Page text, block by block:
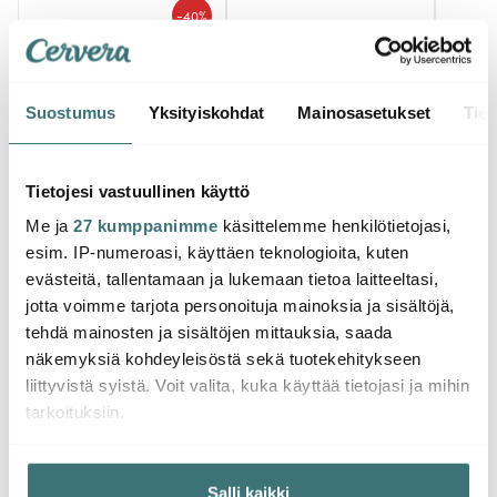
Suostumus Yksityiskohdat Mainosasetukset
Tietojesi vastuullinen käyttö
Me ja 27 kumppanimme käsittelemme henkilötietojasi,
esim. IP-numeroasi, käyttäen teknologioita, kuten
evästeitä, tallentamaan ja lukemaan tietoa laitteeltasi,
jotta voimme tarjota personoituja mainoksia ja sisältöjä,
tehdä mainosten ja sisältöjen mittauksia, saada
näkemyksiä kohdeyleisöstä sekä tuotekehitykseen
liittyvistä syistä. Voit valita, kuka käyttää tietojasi ja mihin
tarkoituksiin.
Jos sallit, haluamme myös tehdä seuraavia:
Salli kaikki
Bordallo Pinheiro
Rua Nova Kulho 16 cm
Harmaa
16.30 € 27.00 €
-40%
Saatavilla
Bordallo Pinheiro
Rua Nova Lautanen 22
cm Harmaa
20.00 €
Saatavilla